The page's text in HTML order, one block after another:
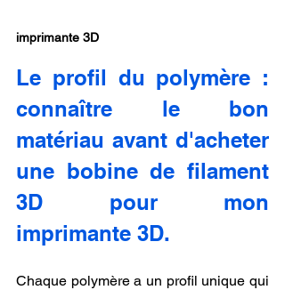
imprimante 3D
Le profil du polymère :
connaître le bon
matériau avant d'acheter
une bobine de filament
3D pour mon
imprimante 3D.
Chaque polymère a un profil unique qui